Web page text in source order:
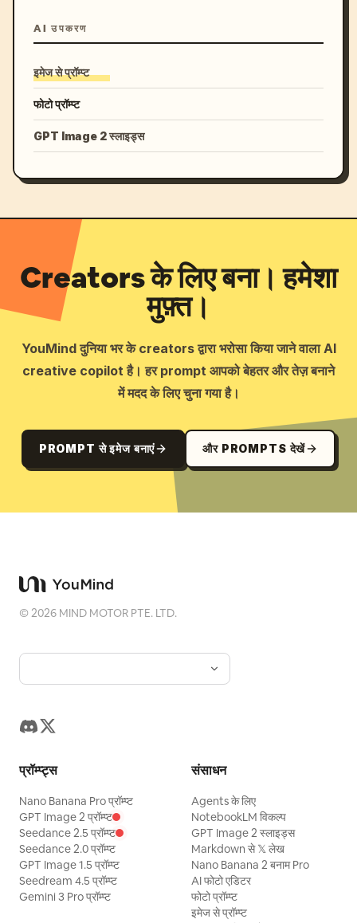
AI उपकरण
इमेज से प्रॉम्प्ट
फोटो प्रॉम्प्ट
GPT Image 2 स्लाइड्स
Creators के लिए बना। हमेशा
मुफ़्त।
YouMind दुनिया भर के creators द्वारा भरोसा किया जाने वाला AI
creative copilot है। हर prompt आपको बेहतर और तेज़ बनाने
में मदद के लिए चुना गया है।
PROMPT से इमेज बनाएं और PROMPTS देखें
©2026 MIND MOTOR PTE. LTD.
प्रॉम्प्ट्स
Nano Banana Pro प्रॉम्प्ट
GPT Image 2 प्रॉम्प्ट
Seedance 2.5 प्रॉम्प्ट
Seedance 2.0 प्रॉम्प्ट
GPT Image 1.5 प्रॉम्प्ट
Seedream 4.5 प्रॉम्प्ट
Gemini 3 Pro प्रॉम्प्ट
संसाधन
Agents के लिए
NotebookLM विकल्प
GPT Image 2 स्लाइड्स
Markdown से 𝕏 लेख
Nano Banana 2 बनाम Pro
AI फोटो एडिटर
फोटो प्रॉम्प्ट
इमेज से प्रॉम्प्ट